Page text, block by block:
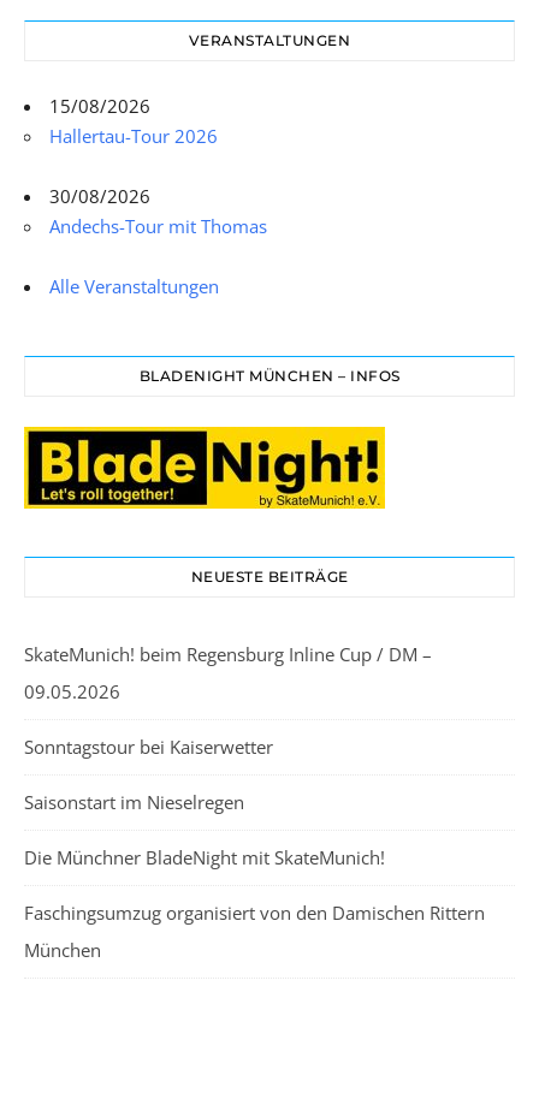
VERANSTALTUNGEN
15/08/2026
Hallertau-Tour 2026
30/08/2026
Andechs-Tour mit Thomas
Alle Veranstaltungen
BLADENIGHT MÜNCHEN – INFOS
NEUESTE BEITRÄGE
SkateMunich! beim Regensburg Inline Cup / DM –
09.05.2026
Sonntagstour bei Kaiserwetter
Saisonstart im Nieselregen
Die Münchner BladeNight mit SkateMunich!
Faschingsumzug organisiert von den Damischen Rittern
München